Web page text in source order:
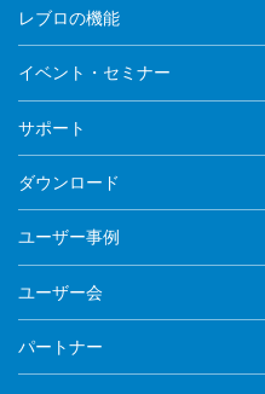
レブロの機能
イベント・セミナー
サポート
ダウンロード
ユーザー事例
ユーザー会
パートナー